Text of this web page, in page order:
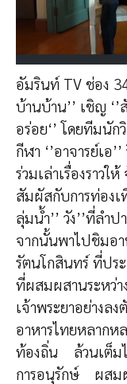
อัมรินท์ TV ช่อง 34
บ้านบ้าน’’ เชิญ
อร่อย‘’โดยทีมนัก
กีฬา ‘’อาจารย์เอ
ร่วมเล่าเรื่องราว
สัมผัสกับการท่อง
ลุ่มน้ำ’’ วัง’’ที่ลำ
จากนั้นพาไปชิมอ
รัตนโกสินทร์ ที่ปร
ที่ผสมผสานระหว่
เจ้าพระยาอย่างลง
อาหารไทยหลาก
ท้องถิ่น ล้วนเต็มไ
การอนุรักษ์ ผสมผ